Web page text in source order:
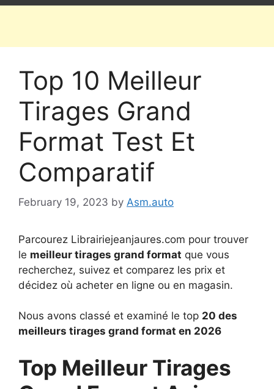
Top 10 Meilleur
Tirages Grand
Format Test Et
Comparatif
February 19, 2023 by Asm.auto
Parcourez Librairiejeanjaures.com pour trouver
le meilleur tirages grand format que vous
recherchez, suivez et comparez les prix et
décidez où acheter en ligne ou en magasin.
Nous avons classé et examiné le top 20 des
meilleurs tirages grand format en 2026
Top Meilleur Tirages